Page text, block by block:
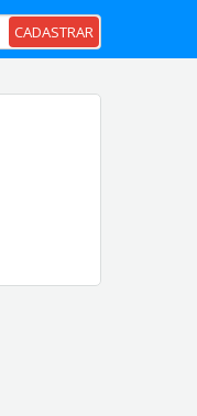
CADASTRAR